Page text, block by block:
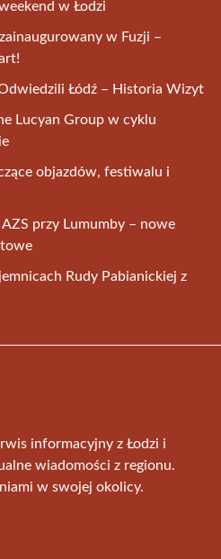
w Łodzi
w Fuzji –
Łódź – Historia Wizyt
Lucyan Group w cyklu
objazdów, festiwalu i
przy Lumumby – nowe
Rudy Pabianickiej z
informacyjny z Łodzi i
wiadomości z regionu.
w swojej okolicy.